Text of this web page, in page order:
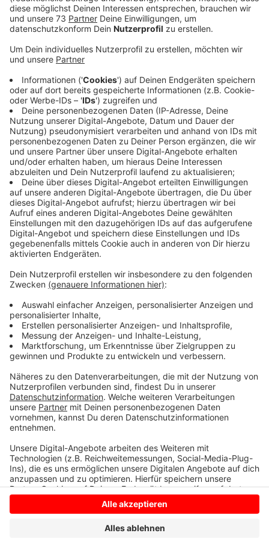
Anzeige
Umzug in Epe am 5. Dezember
Anzeige
In Ahaus muss die Nikolausgesellschaft 2.000 Euro
mehr für Süßigkeiten ausgeben. Wegen der
gestiegenen Preise und weil einige Waren schwer zu
kriegen sind. "Das sei aber dank Sponsoren und
Spenden machbar", sagt Werner Große-Lembeck und
bedankt sich bei den Ahausern für den großen
Zuspruch. In Epe wird dagegen auch mal was anderes
in der Tüte zu finden sein. "Unser Großhändler hat
bereits angekündigt, dass vielleicht einige Dinge nicht
zu bekommen sind. Welche genau, das werde noch
geprüft", sagt Jochen Schmeing vom Nikolausverein
Epe. Sicher ist aber: die Umzüge sollen nach jetzigem
Stand stattfinden. In Epe am 05. Dezember und in
Ahaus wird der Termin voraussichtlich in der
Jahresversammlung Anfang November festgelegt.
Anzeige
Anzeige